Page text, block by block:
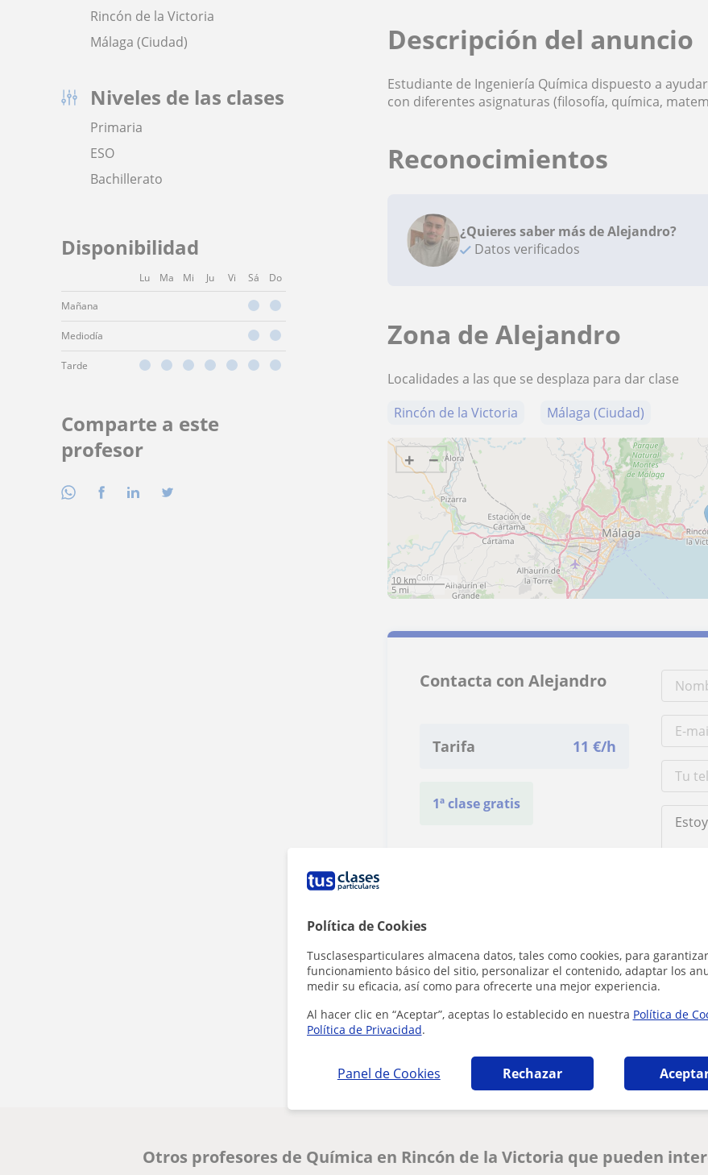
Política de Cookies
Tusclasesparticulares almacena datos, tales como cookies, para
funcionamiento básico del sitio, personalizar el contenido, adaptar los
medir su eficacia, así como para ofrecerte una mejor experiencia.
Al hacer clic en “Aceptar”, aceptas lo establecido en nuestra Política de
Política de Privacidad.
Panel de Cookies Rechazar
Rincón de la Victoria
Málaga (Ciudad)
Niveles de las clases
Primaria
ESO
Bachillerato
Disponibilidad
Lu Ma Mi Ju Vi Sá Do
Mañana
Mediodía
Tarde
Comparte a este
profesor
Descripción del anuncio
Estudiante de Ingeniería Química dispuesto a
con diferentes asignaturas (filosofía, química,
Reconocimientos
¿Quieres saber más de Alejandro?
Datos verificados
Zona de Alejandro
Localidades a las que se desplaza para dar clase
Rincón de la Victoria
Málaga (Ciudad)
+ −
10 km
5 mi
Contacta con Alejandro
Tarifa 11 €/h
1ª clase gratis
¿Hay algún error en este perfil?
Otros profesores de Química en Rincón de la Victoria que pueden